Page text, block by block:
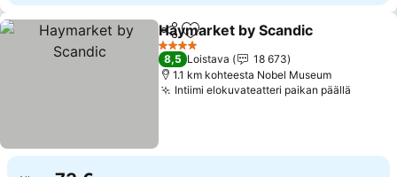
Jaa Lisää suosikkeihin
Haymarket by Scandic
4 Tähtiluokitus
8,5 Loistava
18 673
1.1 km kohteesta Nobel Museum
Intiimi elokuvateatteri paikan päällä